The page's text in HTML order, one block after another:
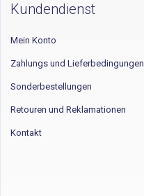
Kundendienst
Mein Konto
Zahlungs und Lieferbedingungen
Sonderbestellungen
Retouren und Reklamationen
Kontakt